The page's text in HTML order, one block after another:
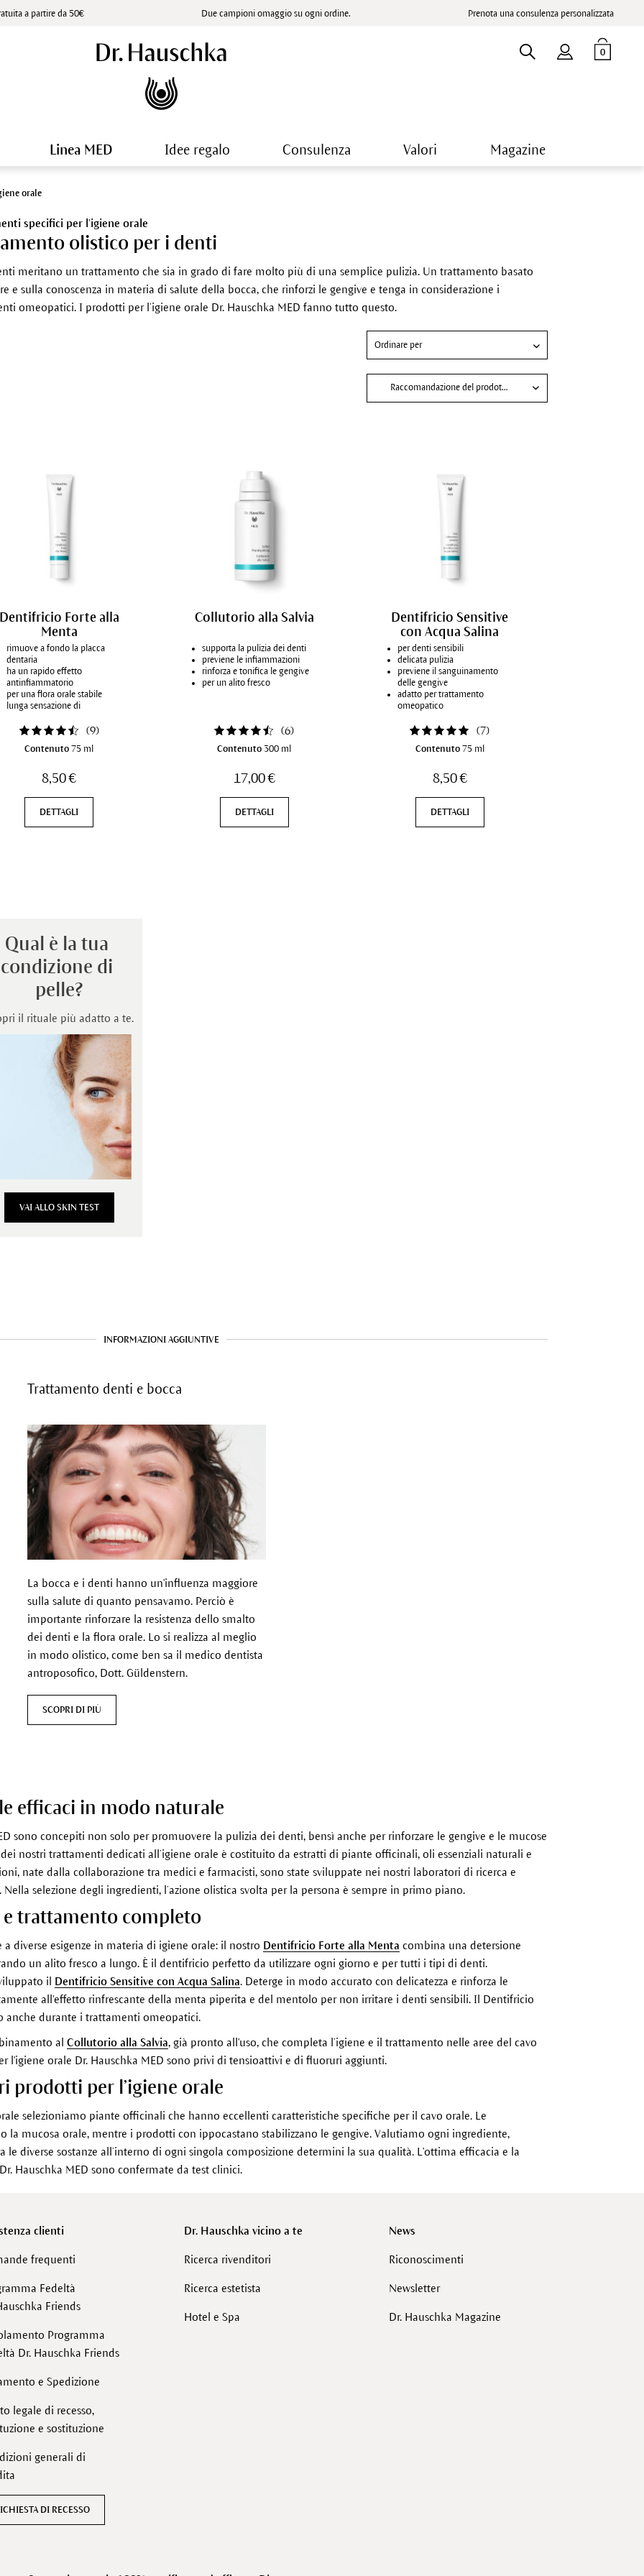
a partire da 50€ Due campioni omaggio su ogni ordine. Prenota una consulenza personalizzata
0
Linea MED Idee regalo Consulenza Valori Magazine
orale
specifici per l’igiene orale
olistico per i denti
meritano un trattamento che sia in grado di fare molto più di una semplice pulizia. Un trattamento basato
e sulla conoscenza in materia di salute della bocca, che rinforzi le gengive e tenga in considerazione i
omeopatici. I prodotti per l’igiene orale Dr. Hauschka MED fanno tutto questo.
Raccomandazione del prodotto per
Forte alla
Menta
rimuove a fondo la placca
dentaria
ha un rapido effetto
antinfiammatorio
per una flora orale stabile
lunga sensazione di
(9)
Contenuto75 ml
8,50 €
DETTAGLI
Collutorio alla Salvia
supporta la pulizia dei denti
previene le infiammazioni
rinforza e tonifica le gengive
per un alito fresco
(6)
Contenuto300 ml
17,00 €
DETTAGLI
Dentifricio Sensitive
con Acqua Salina
per denti sensibili
delicata pulizia
previene il sanguinamento
delle gengive
adatto per trattamento
omeopatico
(7)
Contenuto 75 ml
8,50 €
DETTAGLI
Qual è la tua
condizione di
pelle?
il rituale più adatto a te.
VAI ALLO SKIN TEST
INFORMAZIONI AGGIUNTIVE
Trattamento denti e bocca
La bocca e i denti hanno un'influenza maggiore
sulla salute di quanto pensavamo. Perciò è
importante rinforzare la resistenza dello smalto
dei denti e la flora orale. Lo si realizza al meglio
in modo olistico, come ben sa il medico dentista
antroposofico, Dott. Güldenstern.
SCOPRI DI PIÙ
efficaci in modo naturale
sono concepiti non solo per promuovere la pulizia dei denti, bensì anche per rinforzare le gengive e le mucose
nostri trattamenti dedicati all’igiene orale è costituito da estratti di piante officinali, oli essenziali naturali e
nate dalla collaborazione tra medici e farmacisti, sono state sviluppate nei nostri laboratori di ricerca e
selezione degli ingredienti, l’azione olistica svolta per la persona è sempre in primo piano.
trattamento completo
diverse esigenze in materia di igiene orale: il nostro Dentifricio Forte alla Menta combina una detersione
un alito fresco a lungo. È il dentifricio perfetto da utilizzare ogni giorno e per tutti i tipi di denti.
il Dentifricio Sensitive con Acqua Salina. Deterge in modo accurato con delicatezza e rinforza le
all'effetto rinfrescante della menta piperita e del mentolo per non irritare i denti sensibili. Il Dentifricio
anche durante i trattamenti omeopatici.
alCollutorio alla Salvia, già pronto all'uso, che completa l’igiene e il trattamento nelle aree del cavo
l'igiene orale Dr. Hauschka MED sono privi di tensioattivi e di fluoruri aggiunti.
prodotti per l’igiene orale
selezioniamo piante officinali che hanno eccellenti caratteristiche specifiche per il cavo orale. Le
la mucosa orale, mentre i prodotti con ippocastano stabilizzano le gengive. Valutiamo ogni ingrediente,
le diverse sostanze all’interno di ogni singola composizione determini la sua qualità. L'ottima efficacia e la
Hauschka MED sono confermate da test clinici.
clienti
frequenti
Fedeltà
Friends
Programma
Dr. Hauschka Friends
e Spedizione
legale di recesso,
e sostituzione
generali di
DI RECESSO
Dr. Hauschka vicino a te
Ricerca rivenditori
Ricerca estetista
Hotel e Spa
News
Riconoscimenti
Newsletter
Dr. Hauschka Magazine